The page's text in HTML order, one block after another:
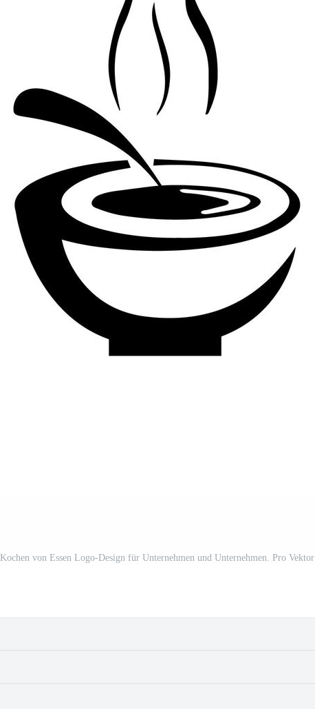
Kochen von Essen Logo-Design für Unternehmen und Unternehmen. Pro Vektor